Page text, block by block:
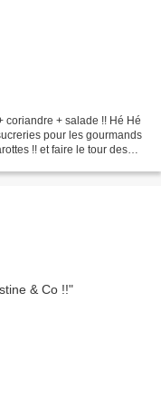
coriandre + salade !! Hé Hé
pour les gourmands
!! et faire le tour des